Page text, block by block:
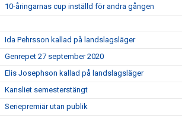
10-åringarnas cup inställd för andra gången
Ida Pehrsson kallad på landslagsläger
Genrepet 27 september 2020
Elis Josephson kallad på landslagsläger
Kansliet semesterstängt
Seriepremiär utan publik